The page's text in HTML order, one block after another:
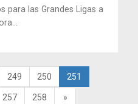
para las Grandes Ligas a
249 250 251
257 258 »